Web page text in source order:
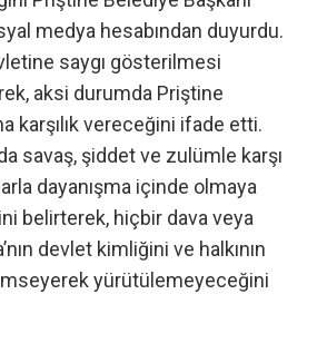
medya hesabından duyurdu.
saygı gösterilmesi
aksi durumda Priştine
karşılık vereceğini ifade etti.
savaş, şiddet ve zulümle karşı
dayanışma içinde olmaya
belirterek, hiçbir dava veya
devlet kimliğini ve halkının
yürütülemeyeceğini